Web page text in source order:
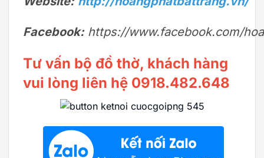
Facebook:https://www.facebook.com/
Tư vấn bộ đồ thờ, khách hàng
vui lòng liên hệ 0918.482.648